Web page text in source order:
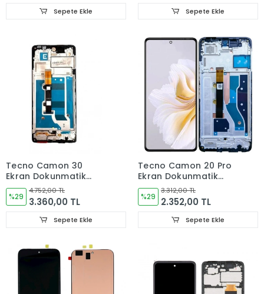
Sepete Ekle Sepete Ekle
Tecno Camon 30
Ekran Dokunmatik
Cam ÇITALI CL6,CL6k
%29
4.752,00 TL
3.360,00 TL
Sepete Ekle
Tecno Camon 20 Pro
Ekran Dokunmatik
Cam (ÇITALI) OLED
CK7n
%29
3.312,00 TL
2.352,00 TL
Sepete Ekle